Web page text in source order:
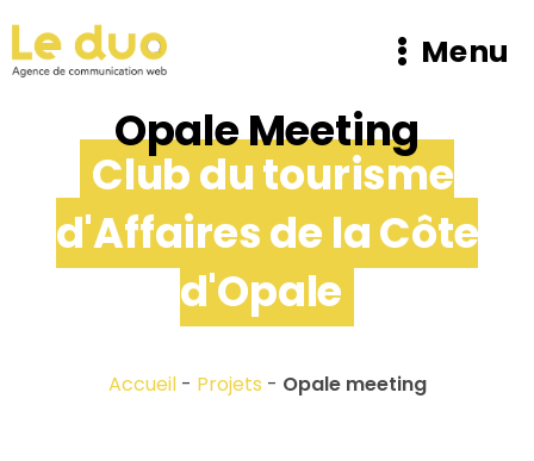
Menu
Opale Meeting
Club du tourisme
d'Affaires de la Côte
d'Opale
Accueil- Projets - Opale meeting